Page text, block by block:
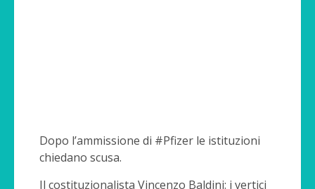
Dopo l’ammissione di #Pfizer le istituzioni
chiedano scusa.
Il costituzionalista Vincenzo Baldini: i vertici